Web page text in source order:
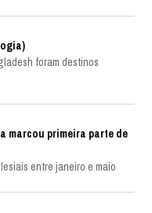
foram destinos
marcou primeira parte de
entre janeiro e maio